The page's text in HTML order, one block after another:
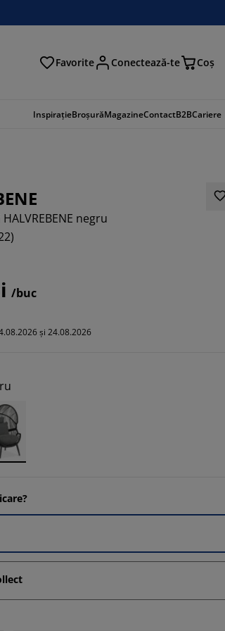
Favorite Conectează-te Coş
InspirațieBroșurăMagazineContactB2BCariere
negru
)
/buc
și 24.08.2026